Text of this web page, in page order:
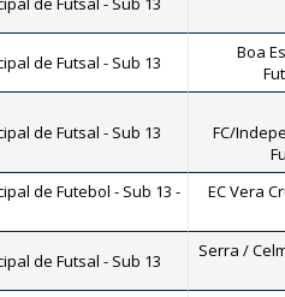
de Futsal - Sub 13
Boa
de Futsal - Sub 13
FC/
de Futebol - Sub 13 -
EC Vera
de Futsal - Sub 13 Serra /